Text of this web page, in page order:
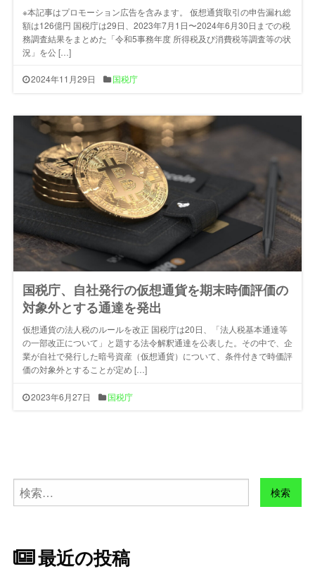
※本記事はプロモーション広告を含みます。 仮想通貨取引の申告漏れ総
額は126億円 国税庁は29日、2023年7月1日〜2024年6月30日までの税
務調査結果をまとめた「令和5事務年度 所得税及び消費税等調査等の状
況」を公 […]
2024年11月29日 国税庁
国税庁、自社発行の仮想通貨を期末時価評価の
対象外とする通達を発出
仮想通貨の法人税のルールを改正 国税庁は20日、「法人税基本通達等
の一部改正について」と題する法令解釈通達を公表した。その中で、企
業が自社で発行した暗号資産（仮想通貨）について、条件付きで時価評
価の対象外とすることが定め […]
2023年6月27日 国税庁
検
索:
最近の投稿